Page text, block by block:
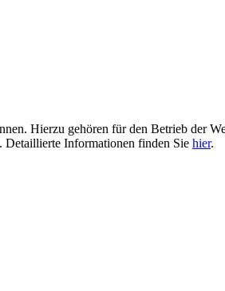
Hierzu gehören für den Betrieb der
Detaillierte Informationen finden Sie hier.